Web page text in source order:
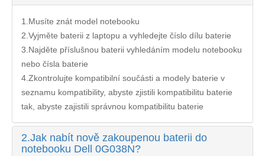
1.Musíte znát model notebooku
2.Vyjměte baterii z laptopu a vyhledejte číslo dílu baterie
3.Najděte příslušnou baterii vyhledáním modelu notebooku
nebo čísla baterie
4.Zkontrolujte kompatibilní součásti a modely baterie v
seznamu kompatibility, abyste zjistili kompatibilitu baterie
tak, abyste zajistili správnou kompatibilitu baterie
2.Jak nabít nově zakoupenou baterii do
notebooku Dell 0G038N?